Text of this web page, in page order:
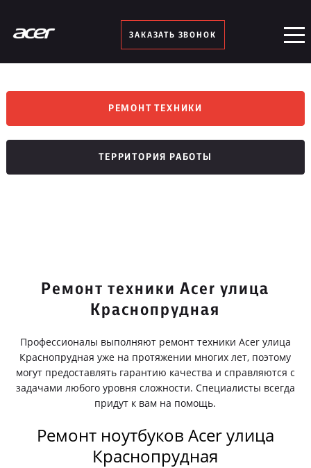
ЗАКАЗАТЬ ЗВОНОК
РЕМОНТ ТЕХНИКИ
ТЕРРИТОРИЯ РАБОТЫ
Ремонт техники Acer улица
Краснопрудная
Профессионалы выполняют ремонт техники Acer улица
Краснопрудная уже на протяжении многих лет, поэтому
могут предоставлять гарантию качества и справляются с
задачами любого уровня сложности. Специалисты всегда
придут к вам на помощь.
Ремонт ноутбуков Acer улица
Краснопрудная